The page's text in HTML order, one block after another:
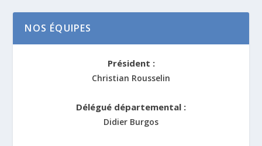
NOS ÉQUIPES
Président :
Christian Rousselin
Délégué départemental :
Didier Burgos